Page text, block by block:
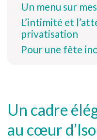
Un menu sur
L’intimité et
privatisation
Pour une fête
Un cadre
au cœur